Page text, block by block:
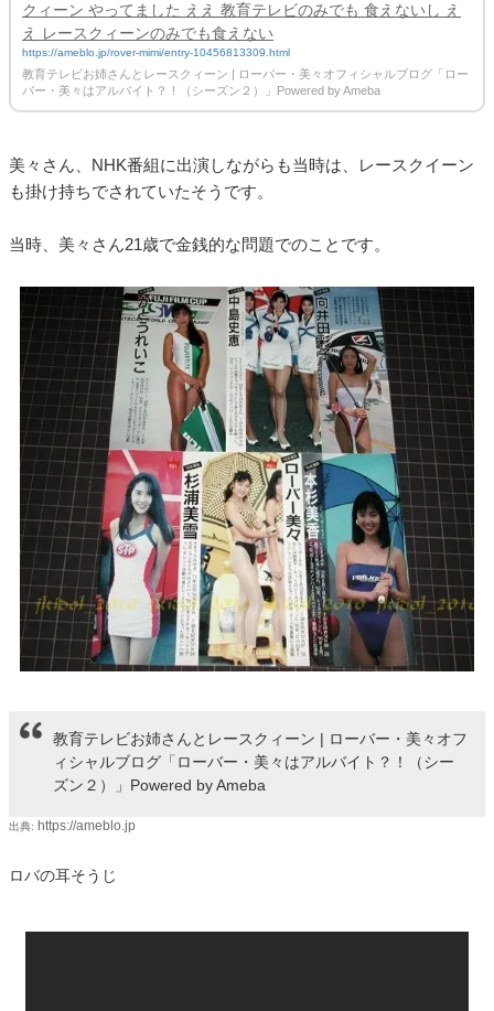
クィーン やってました ええ 教育テレビのみでも 食えないし え
え レースクィーンのみでも食えない
https://ameblo.jp/rover-mimi/entry-10456813309.html
教育テレビお姉さんとレースクィーン | ローバー・美々オフィシャルブログ「ロー
バー・美々はアルバイト？！（シーズン２）」Powered by Ameba
美々さん、NHK番組に出演しながらも当時は、レースクイーン
も掛け持ちでされていたそうです。
当時、美々さん21歳で金銭的な問題でのことです。
教育テレビお姉さんとレースクィーン | ローバー・美々オフ
ィシャルブログ「ローバー・美々はアルバイト？！（シー
ズン２）」Powered by Ameba
出典: https://ameblo.jp
ロバの耳そうじ